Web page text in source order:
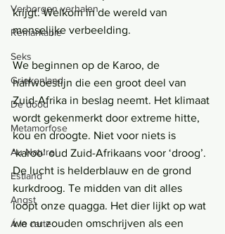
Verborgen verhalen
Remarkable
Seks
Griekenland
De dood
Metamorfose
Au Naturel
Estland
Angst
Á la carte
krijgt. Welkom in de wereld van
menselijke verbeelding.
We beginnen op de Karoo, de
halfwoestijn die een groot deel van
Zuid-Afrika in beslag neemt. Het klimaat
wordt gekenmerkt door extreme hitte,
kou en droogte. Niet voor niets is
‘karoo’ oud Zuid-Afrikaans voor ‘droog’.
De lucht is helderblauw en de grond
kurkdroog. Te midden van dit alles
loopt onze quagga. Het dier lijkt op wat
we nu zouden omschrijven als een